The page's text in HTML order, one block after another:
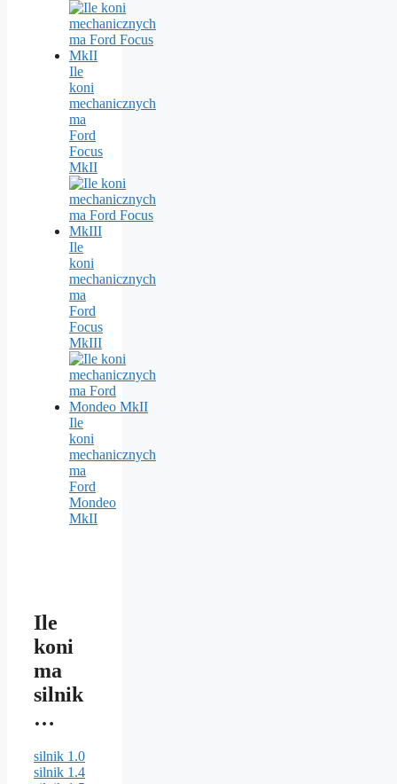
Ile
koni
mechanicznych
ma
Ford
Focus
MkII
Ile
koni
mechanicznych
ma
Ford
Focus
MkIII
Ile
koni
mechanicznych
ma
Ford
Mondeo
MkII
Ile
koni
ma
silnik
…
silnik 1.0
silnik 1.4